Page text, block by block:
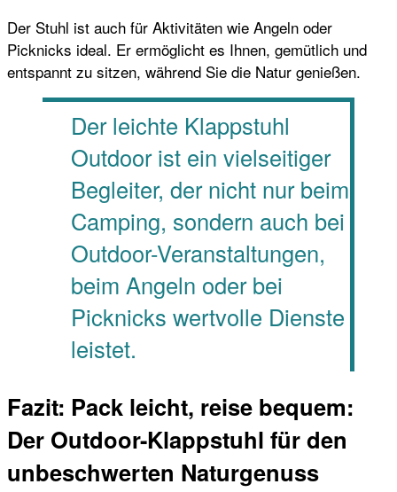
Der Stuhl ist auch für Aktivitäten wie Angeln oder
Picknicks ideal. Er ermöglicht es Ihnen, gemütlich und
entspannt zu sitzen, während Sie die Natur genießen.
Der leichte Klappstuhl
Outdoor ist ein vielseitiger
Begleiter, der nicht nur beim
Camping, sondern auch bei
Outdoor-Veranstaltungen,
beim Angeln oder bei
Picknicks wertvolle Dienste
leistet.
Fazit: Pack leicht, reise bequem:
Der Outdoor-Klappstuhl für den
unbeschwerten Naturgenuss